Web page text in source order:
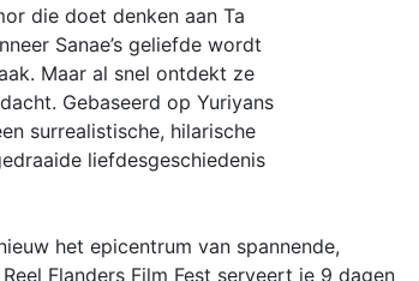
die doet denken aan Ta
Sanae’s geliefde wordt
Maar al snel ontdekt ze
Gebaseerd op Yuriyans
surrealistische, hilarische
liefdesgeschiedenis
het epicentrum van spannende,
Flanders Film Fest serveert je 9 dagen